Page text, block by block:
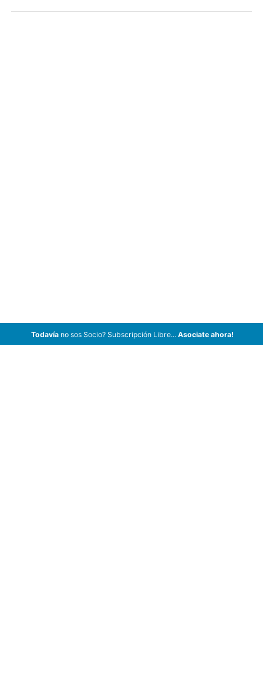
Todavíano sos Socio? Subscripción Libre... Asociate ahora!